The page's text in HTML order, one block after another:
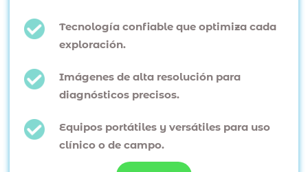
Tecnología confiable que optimiza cada
exploración.
Imágenes de alta resolución para
diagnósticos precisos.
Equipos portátiles y versátiles para uso
clínico o de campo.